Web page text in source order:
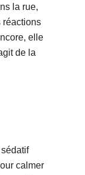
la rue,
réactions
elle
de la
calmer